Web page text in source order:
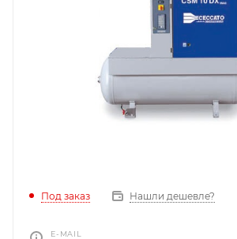
Под заказ Нашли дешевле?
E-MAIL